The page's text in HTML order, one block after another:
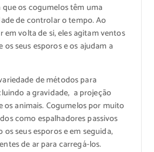
os cogumelos têm uma
de controlar o tempo. Ao
em volta de si, eles agitam ventos
seus esporos e os ajudam a
de métodos para
a gravidade, a projeção
os animais. Cogumelos por muito
como espalhadores passivos
seus esporos e em seguida,
de ar para carregá-los.